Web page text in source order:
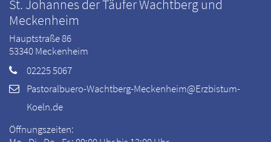
St. Johannes der Täufer Wachtberg und
Meckenheim
Hauptstraße 86
53340Meckenheim
02225 5067
Pastoralbuero-Wachtberg-Meckenheim@Erzbistum-
Koeln.de
Öffnungszeiten: